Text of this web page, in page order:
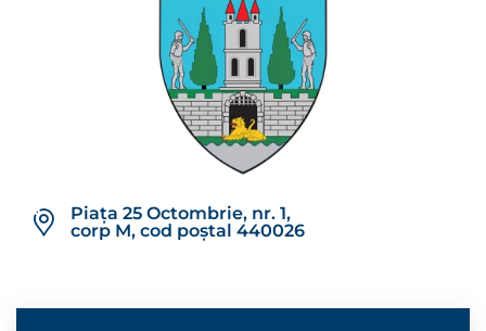
Piața 25 Octombrie, nr. 1,
corp M, cod poștal 440026